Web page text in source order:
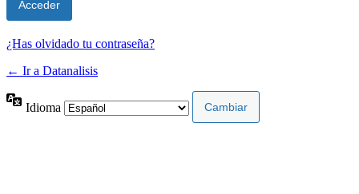
¿Has olvidado tu contraseña?
← Ir a Datanalisis
Idioma